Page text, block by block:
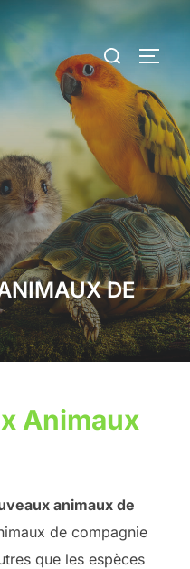
Rechercher :
DE
Animaux
animaux de
de compagnie
que les espèces